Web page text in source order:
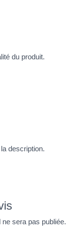
du produit.
description.
sera pas publiée.